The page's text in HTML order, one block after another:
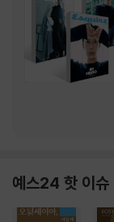
예스24 핫 이슈